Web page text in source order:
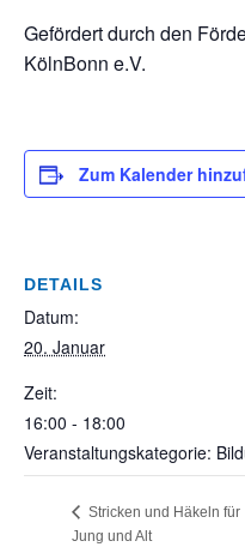
Gefördert durch den
KölnBonn e.V.
Zum Kalender
DETAILS
Datum:
20. Januar
Zeit:
16:00 - 18:00
Veranstaltungskategorie:
Stricken und Häkeln für
Jung und Alt